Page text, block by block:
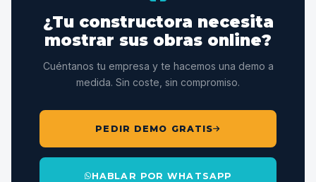
¿Tu constructora necesita
mostrar sus obras online?
Cuéntanos tu empresa y te hacemos una demo a
medida. Sin coste, sin compromiso.
PEDIR DEMO GRATIS
HABLAR POR WHATSAPP